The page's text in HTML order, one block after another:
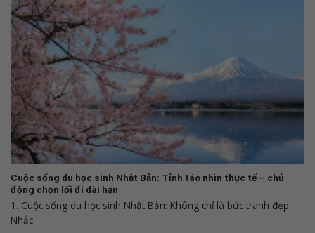
Cuộc sống du học sinh Nhật Bản: Tỉnh táo nhìn thực tế – chủ
động chọn lối đi dài hạn
1. Cuộc sống du học sinh Nhật Bản: Không chỉ là bức tranh đẹp
Nhắc